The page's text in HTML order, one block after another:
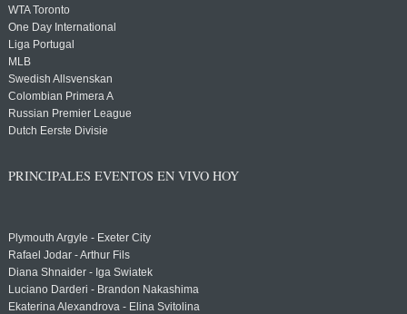
WTA Toronto
One Day International
Liga Portugal
MLB
Swedish Allsvenskan
Colombian Primera A
Russian Premier League
Dutch Eerste Divisie
PRINCIPALES EVENTOS EN VIVO HOY
Plymouth Argyle - Exeter City
Rafael Jodar - Arthur Fils
Diana Shnaider - Iga Swiatek
Luciano Darderi - Brandon Nakashima
Ekaterina Alexandrova - Elina Svitolina